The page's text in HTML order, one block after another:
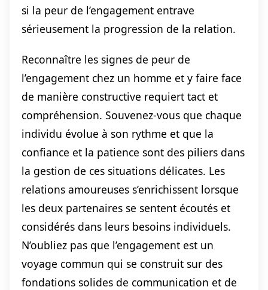
si la peur de l’engagement entrave
sérieusement la progression de la relation.
Reconnaître les signes de peur de
l’engagement chez un homme et y faire face
de manière constructive requiert tact et
compréhension. Souvenez-vous que chaque
individu évolue à son rythme et que la
confiance et la patience sont des piliers dans
la gestion de ces situations délicates. Les
relations amoureuses s’enrichissent lorsque
les deux partenaires se sentent écoutés et
considérés dans leurs besoins individuels.
N’oubliez pas que l’engagement est un
voyage commun qui se construit sur des
fondations solides de communication et de